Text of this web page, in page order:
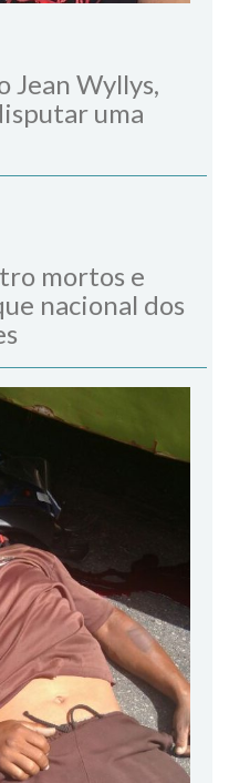
Jean Wyllys,
uma
mortos e
nacional dos